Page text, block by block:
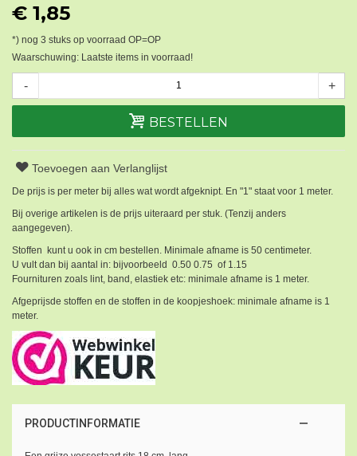
€ 1,85
*) nog 3 stuks op voorraad OP=OP
Waarschuwing: Laatste items in voorraad!
- +
BESTELLEN
Toevoegen aan Verlanglijst
De prijs is per meter bij alles wat wordt afgeknipt. En "1" staat voor 1 meter.
Bij overige artikelen is de prijs uiteraard per stuk. (Tenzij anders
aangegeven).
Stoffen kunt u ook in cm bestellen. Minimale afname is 50 centimeter.
U vult dan bij aantal in: bijvoorbeeld 0.50 0.75 of 1.15
Fournituren zoals lint, band, elastiek etc: minimale afname is 1 meter.
Afgeprijsde stoffen en de stoffen in de koopjeshoek: minimale afname is 1
meter.
PRODUCTINFORMATIE